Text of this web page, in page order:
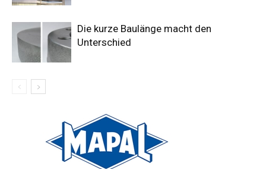
Die kurze Baulänge macht den
Unterschied